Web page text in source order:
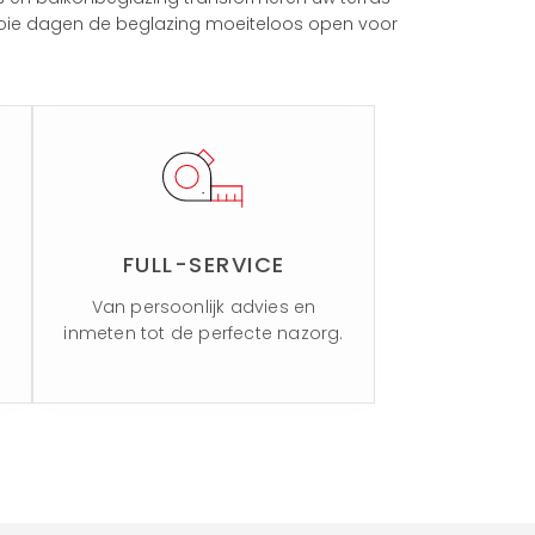
dagen de beglazing moeiteloos open voor
FULL-SERVICE
Van persoonlijk advies en
inmeten tot de perfecte nazorg.